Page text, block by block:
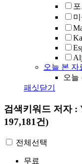
오늘 본 자
오늘
패싯닫기
검색키워드 저자 :
197,181건)
전체선택
무료